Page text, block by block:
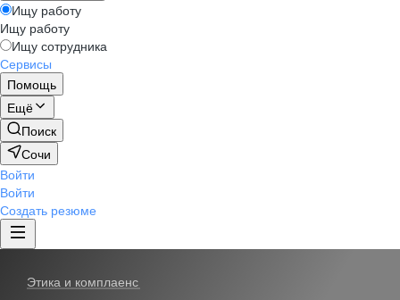
Ищу работу
Ищу работу
Ищу сотрудника
Сервисы
Помощь
Ещё
Поиск
Сочи
Войти
Войти
Создать резюме
Этика и комплаенс